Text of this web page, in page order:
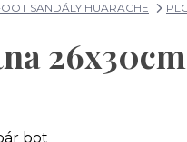
SANDÁLY HUARACHE